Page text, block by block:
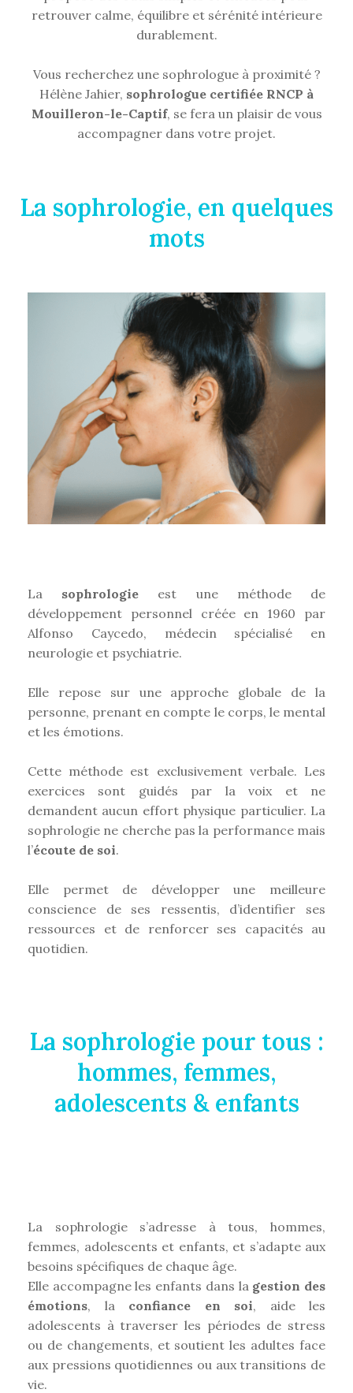
retrouver calme, équilibre et sérénité intérieure
durablement.
Vous recherchez une sophrologue à proximité ?
Hélène Jahier, sophrologue certifiée RNCP à
Mouilleron-le-Captif, se fera un plaisir de vous
accompagner dans votre projet.
La sophrologie, en quelques
mots
La sophrologie est une méthode de
développement personnel créée en 1960 par
Alfonso Caycedo, médecin spécialisé en
neurologie et psychiatrie.
Elle repose sur une approche globale de la
personne, prenant en compte le corps, le mental
et les émotions.
Cette méthode est exclusivement verbale. Les
exercices sont guidés par la voix et ne
demandent aucun effort physique particulier. La
sophrologie ne cherche pas la performance mais
l’écoute de soi.
Elle permet de développer une meilleure
conscience de ses ressentis, d’identifier ses
ressources et de renforcer ses capacités au
quotidien.
La sophrologie pour tous :
hommes, femmes,
adolescents & enfants
La sophrologie s’adresse à tous, hommes,
femmes, adolescents et enfants, et s’adapte aux
besoins spécifiques de chaque âge.
Elle accompagne les enfants dans la gestion des
émotions, la confiance en soi, aide les
adolescents à traverser les périodes de stress
ou de changements, et soutient les adultes face
aux pressions quotidiennes ou aux transitions de
vie.